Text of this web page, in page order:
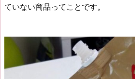
ていない商品ってことです。